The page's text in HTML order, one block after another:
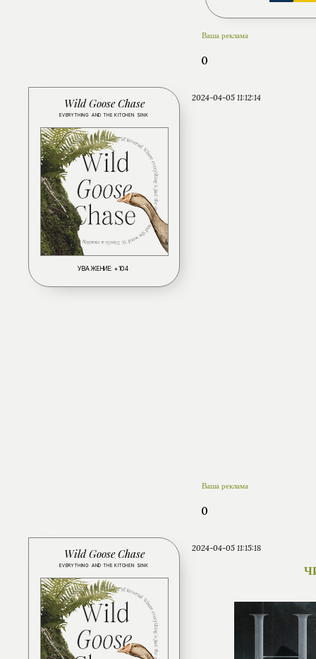
Ваша реклама
0
2024-04-05 11:12:14
Wild Goose Chase
EVERYTHING AND THE KITCHEN SINK
УВАЖЕНИЕ: +104
Ваша реклама
0
2024-04-05 11:15:18
Wild Goose Chase
EVERYTHING AND THE KITCHEN SINK